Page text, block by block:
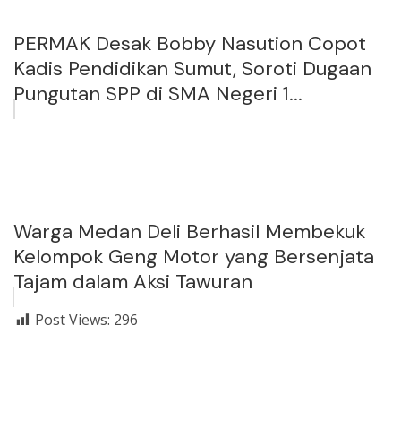
PERMAK Desak Bobby Nasution Copot
Kadis Pendidikan Sumut, Soroti Dugaan
Pungutan SPP di SMA Negeri 1...
Warga Medan Deli Berhasil Membekuk
Kelompok Geng Motor yang Bersenjata
Tajam dalam Aksi Tawuran
Post Views: 296